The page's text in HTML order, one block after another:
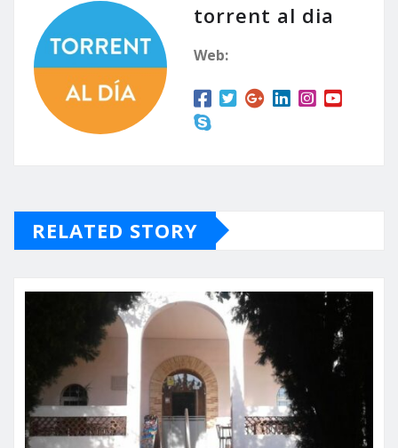
torrent al dia
Web:
RELATED STORY